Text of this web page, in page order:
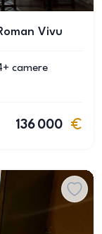
Vivu
camere
136 000